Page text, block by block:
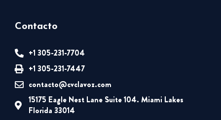
Contacto
+1 305-231-7704
+1 305-231-7447
contacto@cvclavoz.com
15175 Eagle Nest Lane Suite 104. Miami Lakes
Florida 33014